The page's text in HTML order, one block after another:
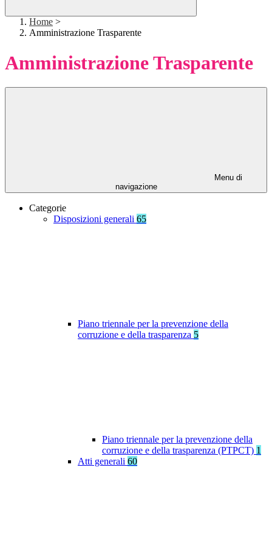
Home >
Amministrazione Trasparente
Amministrazione Trasparente
Menu di
navigazione
Categorie
Disposizioni generali 65
Piano triennale per la prevenzione della
corruzione e della trasparenza 5
Piano triennale per la prevenzione della
corruzione e della trasparenza (PTPCT) 1
Atti generali 60